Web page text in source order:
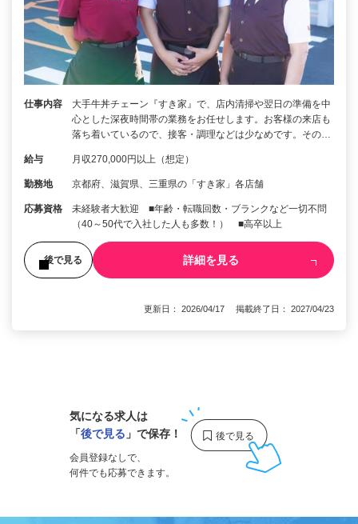
仕事内容
大手牛丼チェーン『すき家』で、店内清掃や翌日の準備を中
心とした深夜時間帯の業務をお任せします。お客様の来店も
落ち着いているので、接客・調理などは少なめです。その…
給与 月収270,000円以上（想定）
勤務地 京都府、滋賀県、三重県の「すき家」各店舗
応募資格
未経験者大歓迎 ■年齢・転職回数・ブランクなど一切不問
（40～50代で入社した人も多数！） ■高卒以上
後で見る 詳細を見る
更新日： 2026/04/17 掲載終了日： 2027/04/23
気になる求人は
「後で見る 」で保存！
会員登録なしで、
何件でも応募できます。